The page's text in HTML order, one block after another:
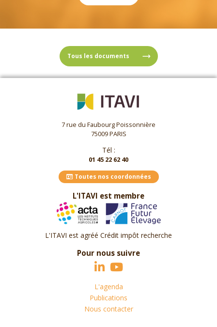
Tous les documents
7 rue du Faubourg Poissonnière
75009 PARIS
Tél :
01 45 22 62 40
Toutes nos coordonnées
L'ITAVI est membre
L'ITAVI est agréé Crédit impôt recherche
Pour nous suivre
L'agenda
Publications
Nous contacter